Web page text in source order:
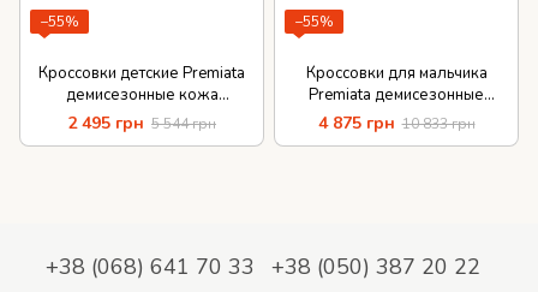
−55%
Кроссовки детские Premiata
демисезонные кожа
00IS9301/SUEDE_BLU
2 495 грн 5 544 грн
−55%
Кроссовки для мальчика
Premiata демисезонные
милитари
00011182/Mimetico_verde
4 875 грн 10 833 грн
+38 (068) 641 70 33 +38 (050) 387 20 22